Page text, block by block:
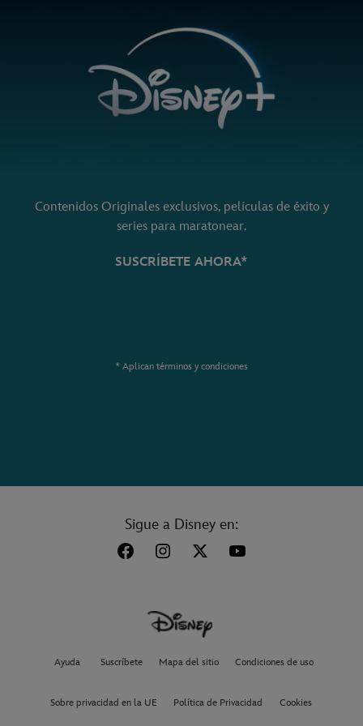
Contenidos Originales exclusivos, películas de éxito y
series para maratonear.
SUSCRÍBETE AHORA*
* Aplican términos y condiciones
Sigue a Disney en:
Ayuda Suscríbete Mapa del sitio Condiciones de uso
Sobre privacidad en la UE Política de Privacidad Cookies